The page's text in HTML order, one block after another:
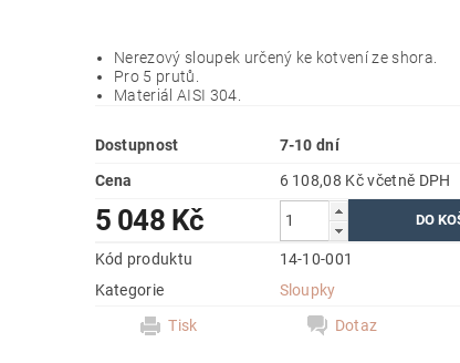
Nerezový sloupek určený ke kotvení ze shora.
Pro 5 prutů.
Materiál AISI 304.
Dostupnost
7-10 dní
Cena
6 108,08 Kč včetně DPH
5 048 Kč
Kód produktu
14-10-001
Kategorie
Sloupky
Tisk
Dotaz